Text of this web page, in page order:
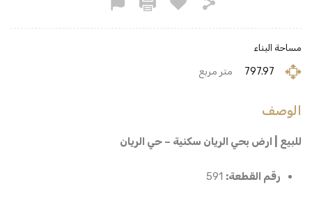
مساحة البناء
797.97 متر مربع
الوصف
للبيع | ارض بحي الريان سكنية – حي الريان
رقم القطعة: